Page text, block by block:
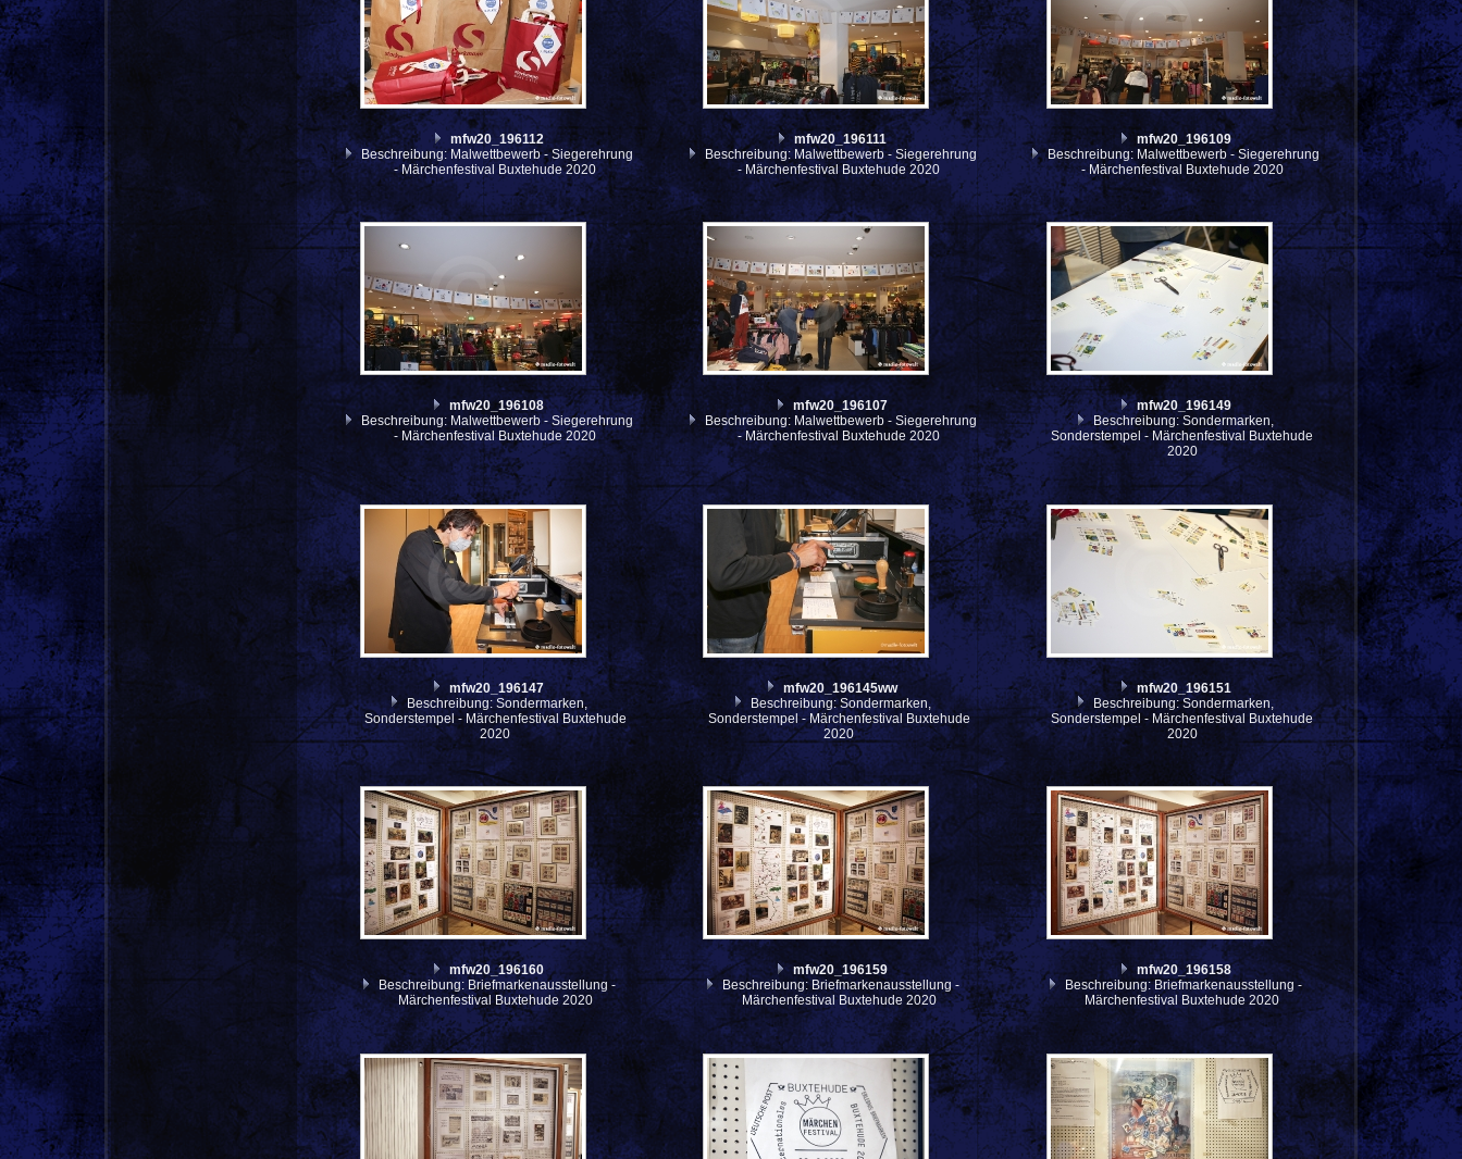
mfw20_196112
Beschreibung: Malwettbewerb - Siegerehrung
- Märchenfestival Buxtehude 2020
mfw20_196111
Beschreibung: Malwettbewerb - Siegerehrung
- Märchenfestival Buxtehude 2020
mfw20_196109
Beschreibung: Malwettbewerb - Siegerehrung
- Märchenfestival Buxtehude 2020
mfw20_196108
Beschreibung: Malwettbewerb - Siegerehrung
- Märchenfestival Buxtehude 2020
mfw20_196107
Beschreibung: Malwettbewerb - Siegerehrung
- Märchenfestival Buxtehude 2020
mfw20_196149
Beschreibung: Sondermarken,
Sonderstempel - Märchenfestival Buxtehude
2020
mfw20_196147
Beschreibung: Sondermarken,
Sonderstempel - Märchenfestival Buxtehude
2020
mfw20_196145ww
Beschreibung: Sondermarken,
Sonderstempel - Märchenfestival Buxtehude
2020
mfw20_196151
Beschreibung: Sondermarken,
Sonderstempel - Märchenfestival Buxtehude
2020
mfw20_196160
Beschreibung: Briefmarkenausstellung -
Märchenfestival Buxtehude 2020
mfw20_196159
Beschreibung: Briefmarkenausstellung -
Märchenfestival Buxtehude 2020
mfw20_196158
Beschreibung: Briefmarkenausstellung -
Märchenfestival Buxtehude 2020